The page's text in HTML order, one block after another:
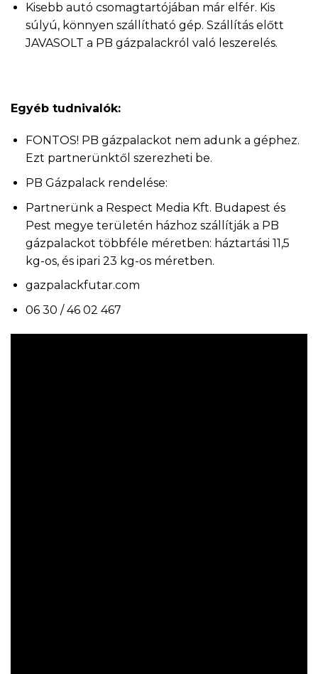
Kisebb autó csomagtartójában már elfér. Kis
súlyú, könnyen szállítható gép. Szállítás előtt
JAVASOLT a PB gázpalackról való leszerelés.
Egyéb tudnivalók:
FONTOS! PB gázpalackot nem adunk a géphez.
Ezt partnerünktől szerezheti be.
PB Gázpalack rendelése:
Partnerünk a Respect Media Kft. Budapest és
Pest megye területén házhoz szállítják a PB
gázpalackot többféle méretben: háztartási 11,5
kg-os, és ipari 23 kg-os méretben.
gazpalackfutar.com
06 30 / 46 02 467